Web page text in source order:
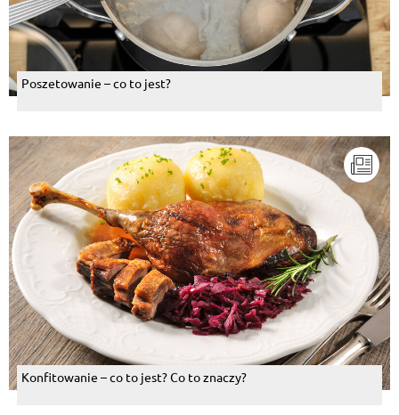
Poszetowanie – co to jest?
Konfitowanie – co to jest? Co to znaczy?